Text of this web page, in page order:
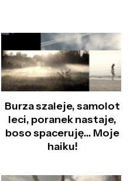
Burza szaleje, samolot
leci, poranek nastaje,
boso spaceruję… Moje
haiku!